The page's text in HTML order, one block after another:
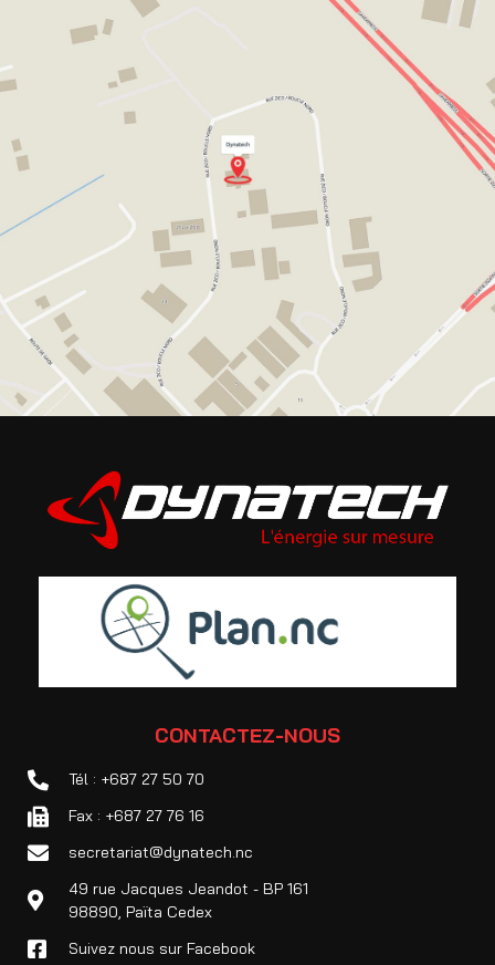
CONTACTEZ-NOUS
Tél : +687 27 50 70
Fax : +687 27 76 16
secretariat@dynatech.nc
49 rue Jacques Jeandot - BP 161
98890, Païta Cedex
Suivez nous sur Facebook